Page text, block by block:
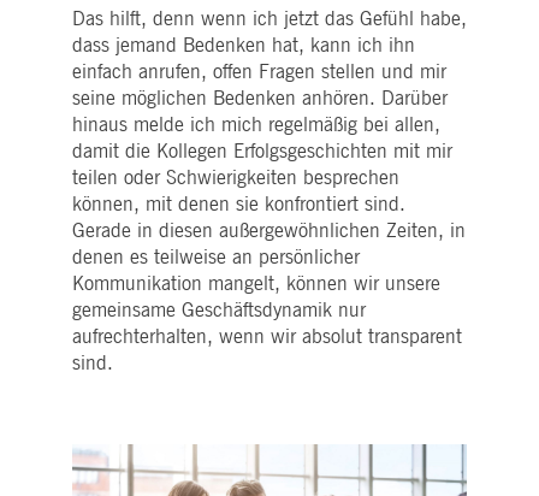
Das hilft, denn wenn ich jetzt das Gefühl habe,
dass jemand Bedenken hat, kann ich ihn
einfach anrufen, offen Fragen stellen und mir
seine möglichen Bedenken anhören. Darüber
hinaus melde ich mich regelmäßig bei allen,
damit die Kollegen Erfolgsgeschichten mit mir
teilen oder Schwierigkeiten besprechen
können, mit denen sie konfrontiert sind.
Gerade in diesen außergewöhnlichen Zeiten, in
denen es teilweise an persönlicher
Kommunikation mangelt, können wir unsere
gemeinsame Geschäftsdynamik nur
aufrechterhalten, wenn wir absolut transparent
sind.
www.deutsche-
boerse.com
29
Minuten
58
Sekunden
Dieser Cookie-Name ist mit der Open Source-
Webanalyseplattform von Piwik verknüpft. Es
wird verwendet, um Website-Eigentümern
dabei zu helfen, das Besucherverhalten zu
verfolgen und die Leistung der Website zu
messen. Es handelt sich um ein Muster-
kurze Reihe von Zahlen und Buchstaben folgt,
von denen angenommen wird, dass sie ein
Referenzcode für die Domäne sind, die das
Cookie setzt.